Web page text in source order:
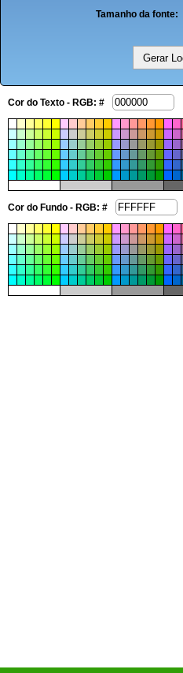
Tamanho da fonte:
Cor do Texto - RGB: #
Cor do Fundo - RGB: #